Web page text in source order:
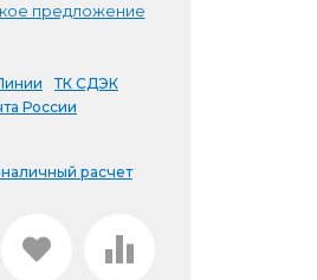
предложение
ТК СДЭК
России
расчет